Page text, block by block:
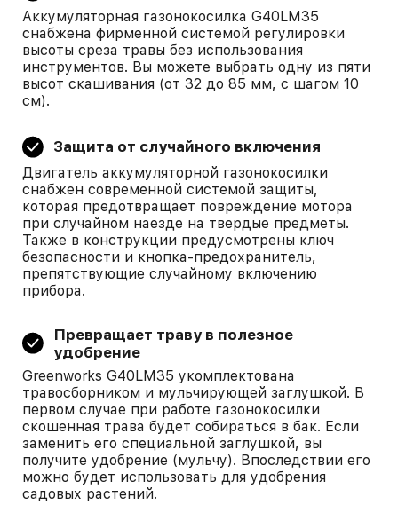
Аккумуляторная газонокосилка G40LM35
снабжена фирменной системой регулировки
высоты среза травы без использования
инструментов. Вы можете выбрать одну из пяти
высот скашивания (от 32 до 85 мм, с шагом 10
см).
Защита от случайного включения
Двигатель аккумуляторной газонокосилки
снабжен современной системой защиты,
которая предотвращает повреждение мотора
при случайном наезде на твердые предметы.
Также в конструкции предусмотрены ключ
безопасности и кнопка-предохранитель,
препятствующие случайному включению
прибора.
Превращает траву в полезное
удобрение
Greenworks G40LM35 укомплектована
травосборником и мульчирующей заглушкой. В
первом случае при работе газонокосилки
скошенная трава будет собираться в бак. Если
заменить его специальной заглушкой, вы
получите удобрение (мульчу). Впоследствии его
можно будет использовать для удобрения
садовых растений.